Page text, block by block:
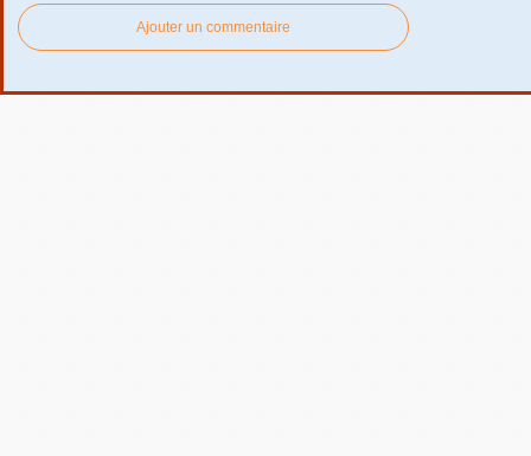
Ajouter un commentaire